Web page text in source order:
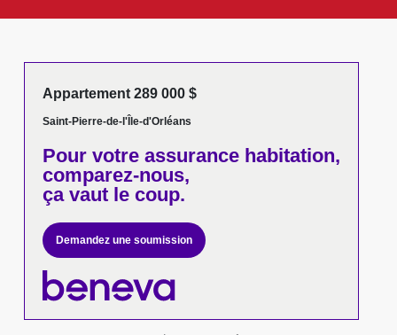
Appartement 289 000 $
Saint-Pierre-de-l'Île-d'Orléans
Pour votreassurance habitation,
comparez-nous,
ça vaut le coup.
Demandez une soumission